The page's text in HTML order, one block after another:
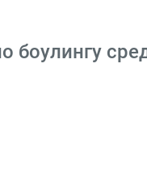
боулингу